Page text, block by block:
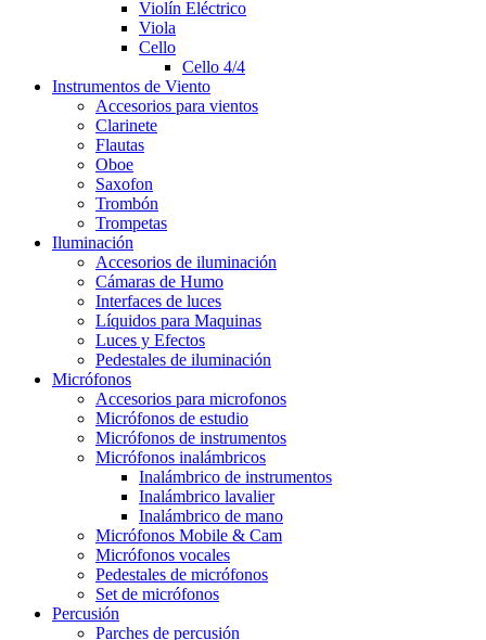
Violín Eléctrico
Viola
Cello
Cello 4/4
Instrumentos de Viento
Accesorios para vientos
Clarinete
Flautas
Oboe
Saxofon
Trombón
Trompetas
Iluminación
Accesorios de iluminación
Cámaras de Humo
Interfaces de luces
Líquidos para Maquinas
Luces y Efectos
Pedestales de iluminación
Micrófonos
Accesorios para microfonos
Micrófonos de estudio
Micrófonos de instrumentos
Micrófonos inalámbricos
Inalámbrico de instrumentos
Inalámbrico lavalier
Inalámbrico de mano
Micrófonos Mobile & Cam
Micrófonos vocales
Pedestales de micrófonos
Set de micrófonos
Percusión
Parches de percusión